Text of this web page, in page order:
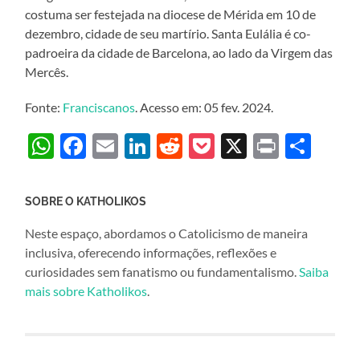
costuma ser festejada na diocese de Mérida em 10 de
dezembro, cidade de seu martírio. Santa Eulália é co-
padroeira da cidade de Barcelona, ao lado da Virgem das
Mercês.
Fonte: Franciscanos. Acesso em: 05 fev. 2024.
WhatsApp
Facebook
EmailLinkedIn
Reddit
Pocket
X Print
SOBRE O KATHOLIKOS
Neste espaço, abordamos o Catolicismo de maneira
inclusiva, oferecendo informações, reflexões e
curiosidades sem fanatismo ou fundamentalismo.Saiba
mais sobre Katholikos.